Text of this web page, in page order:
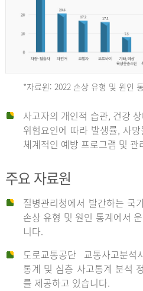
사
*자료원: 2022 손상 유형 및 원인
사고자의 개인적 습관, 건강
위험요인에 따라 발생률, 사
체계적인 예방 프로그램 및
주요 자료원
질병관리청에서 발간하는 국
손상 유형 및 원인 통계에서
니다.
도로교통공단 교통사고분석
통계 및 심층 사고통계 분석
를 제공하고 있습니다.